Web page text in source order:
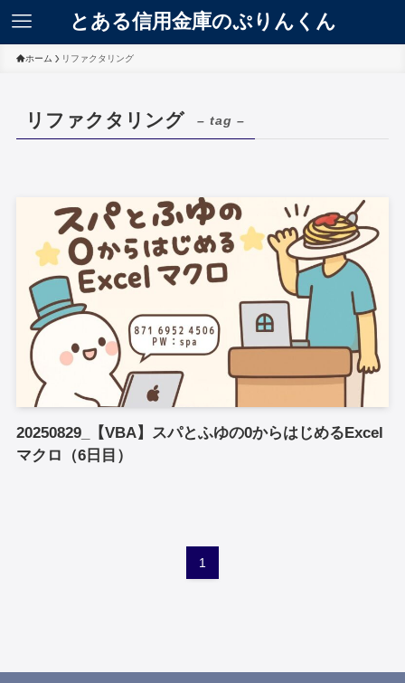
とある信用金庫のぷりんくん
ホーム リファクタリング
リファクタリング – tag –
20250829_【VBA】スパとふゆの0からはじめるExcel
マクロ（6日目）
1